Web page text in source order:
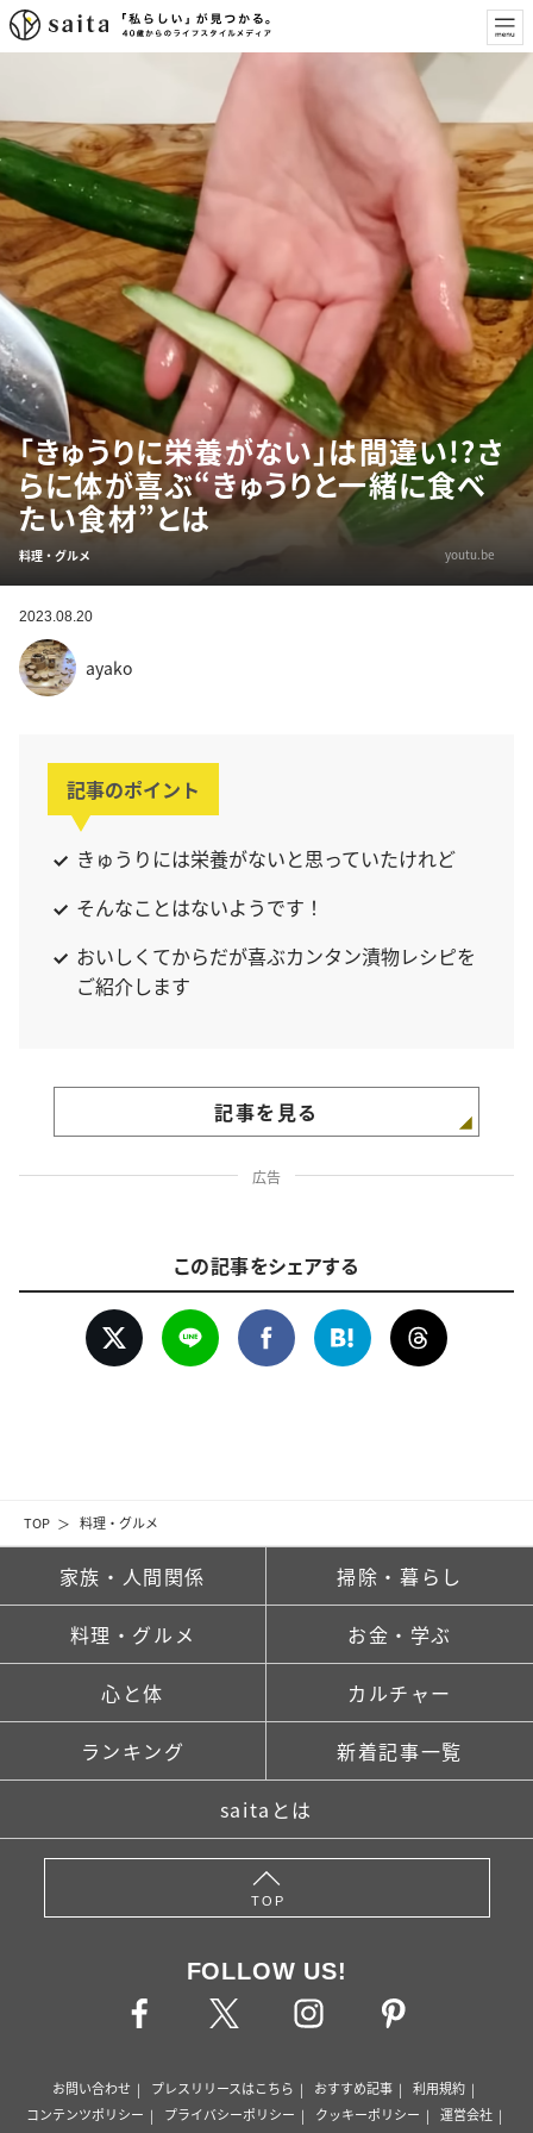
TOP 料理・グルメ
「きゅうりに栄養がない」は間違い!?さ
らに体が喜ぶ“きゅうりと一緒に食べ
たい食材”とは
料理・グルメ youtu.be
2023.08.20
ayako
記事のポイント
きゅうりには栄養がないと思っていたけれど
そんなことはないようです！
おいしくてからだが喜ぶカンタン漬物レシピを
ご紹介します
記事を見る
広告
この記事をシェアする
家族・人間関係 掃除・暮らし
料理・グルメ お金・学ぶ
心と体 カルチャー
ランキング 新着記事一覧
saitaとは
TOP
FOLLOW US!
お問い合わせ プレスリリースはこちら おすすめ記事
利用規約
コンテンツポリシー
プライバシーポリシー クッキーポリシー
運営会社